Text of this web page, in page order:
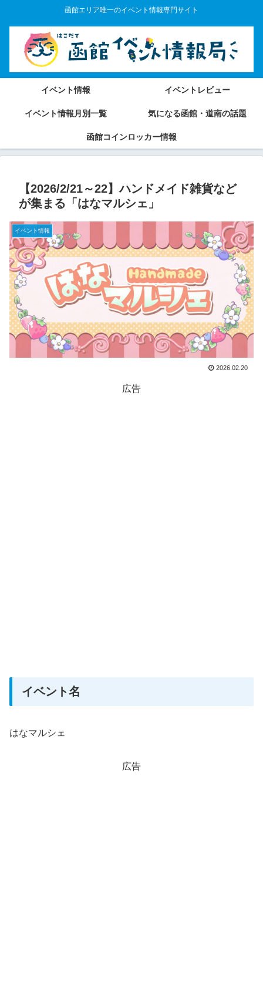
函館エリア唯一のイベント情報専門サイト
イベント情報 イベントレビュー
イベント情報月別一覧 気になる函館・道南の話題
函館コインロッカー情報
【2026/2/21～22】ハンドメイド雑貨など
が集まる「はなマルシェ」
イベント情報
2026.02.20
広告
イベント名
はなマルシェ
広告